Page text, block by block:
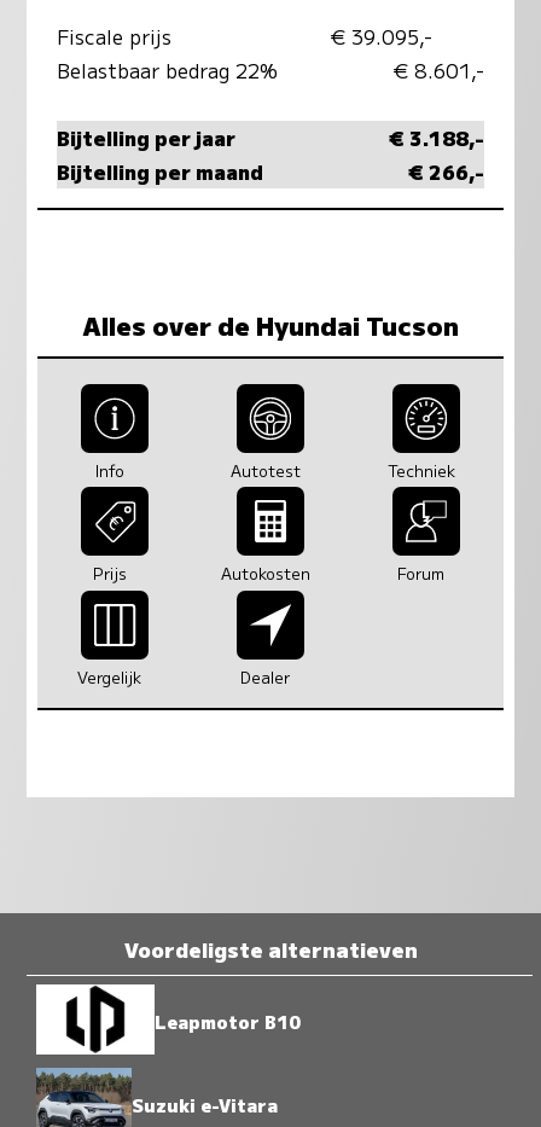
Fiscale prijs
€ 39.095,-
Belastbaar bedrag 22%
€ 8.601,-
Bijtelling per jaar
€ 3.188,-
Bijtelling per maand
€ 266,-
Alles over de Hyundai Tucson
Info Autotest Techniek
Prijs Autokosten Forum
Vergelijk Dealer
Voordeligste alternatieven
Leapmotor B10
Suzuki e-Vitara